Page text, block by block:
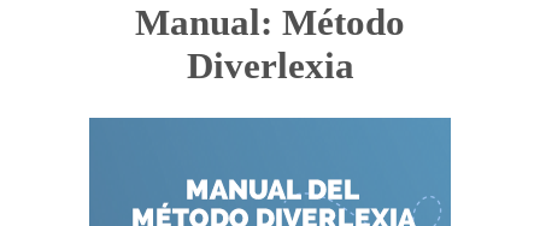
Manual: Método
Diverlexia